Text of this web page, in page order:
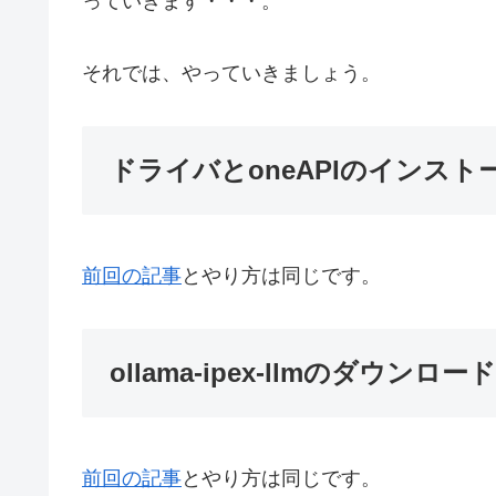
それでは、やっていきましょう。
ドライバとoneAPIのインスト
前回の記事とやり方は同じです。
ollama-ipex-llmのダウンロード
前回の記事とやり方は同じです。